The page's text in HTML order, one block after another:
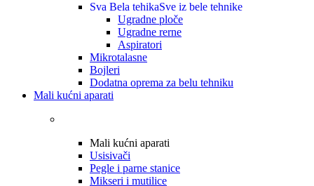
Sva Bela tehikaSve iz bele tehnike
Ugradne ploče
Ugradne rerne
Aspiratori
Mikrotalasne
Bojleri
Dodatna oprema za belu tehniku
Mali kućni aparati
Mali kućni aparati
Usisivači
Pegle i parne stanice
Mikseri i mutilice